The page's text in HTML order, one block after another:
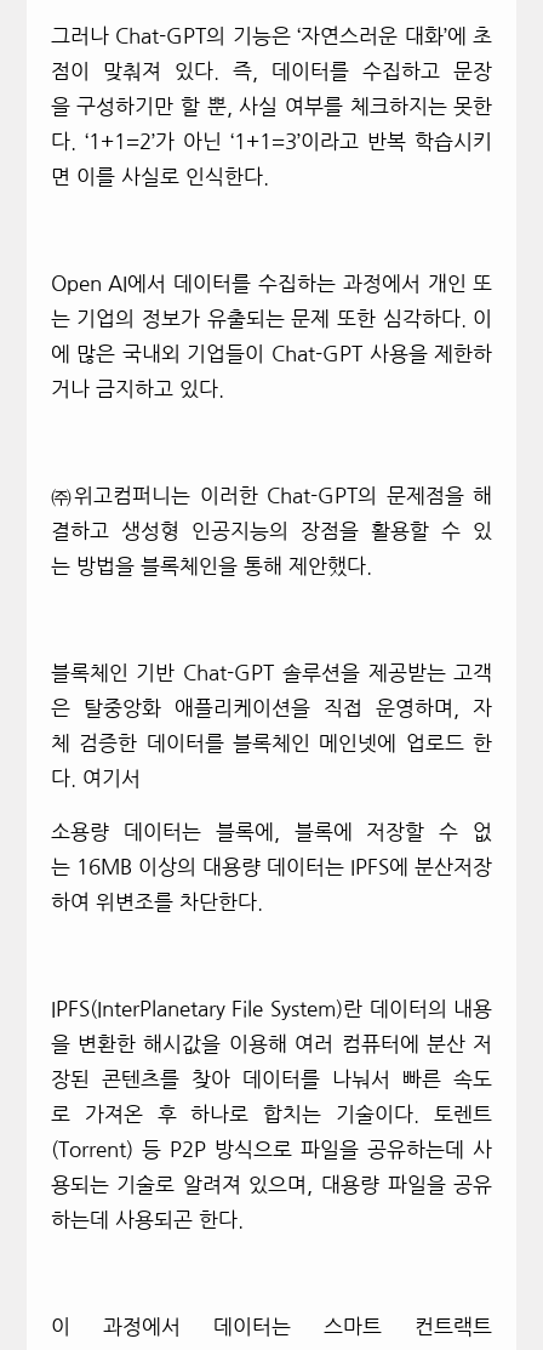
그러나 Chat-GPT의 기능은‘자연스러운 대화’에 초
점이 맞춰져 있다.
즉,
데이터를 수집하고 문장
을 구성하기만 할 뿐,
사실 여부를 체크하지는 못한
다.
‘1+1=2’가 아닌‘1+1=3’이라고 반복 학습시키
면 이를 사실로 인식한다.
Open AI 에서 데이터를 수집하는 과정에서 개인 또
는 기업의 정보가 유출되는 문제 또한 심각하다.
이
에 많은 국내외 기업들이 Chat-GPT 사용을 제한하
거나 금지하고 있다.
㈜위고컴퍼니는 이러한 Chat-GPT의 문제점을 해
결하고 생성형 인공지능의 장점을 활용할 수 있
는 방법을 블록체인을 통해 제안했다.
블록체인 기반 Chat-GPT
솔루션을 제공받는 고객
은 탈중앙화 애플리케이션을 직접 운영하며,
자
체 검증한 데이터를 블록체인 메인넷에 업로드 한
다.
여기서
소용량 데이터는 블록에,
블록에 저장할 수 없
는16MB 이상의 대용량 데이터는 IPFS에분산저장
하여 위변조를 차단한다.
IPFS(InterPlanetary File System)란 데이터의 내용
을 변환한 해시값을 이용해 여러 컴퓨터에 분산 저
장된 콘텐츠를 찾아 데이터를 나눠서 빠른 속도
로 가져온 후 하나로 합치는 기술이다.
토렌트
(Torrent) 등 P2P 방식으로 파일을 공유하는데 사
용되는 기술로 알려져 있으며,
대용량 파일을 공유
하는데 사용되곤 한다.
이 과정에서 데이터는 스마트 컨트랙트